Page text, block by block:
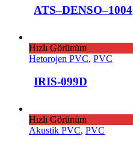
ATS–DENSO–1004
Hızlı Görünüm
Hetorojen PVC, PVC
IRIS-099D
Hızlı Görünüm
Akustik PVC, PVC